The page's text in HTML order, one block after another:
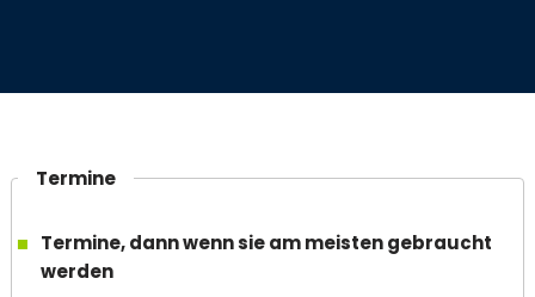
Termine
Termine, dann wenn sie am meisten gebraucht
werden